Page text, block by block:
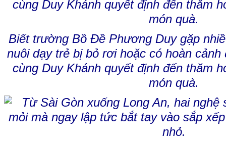
Biết trường Bồ Đề Phương Duy gặp
nuôi dạy trẻ bị bỏ rơi hoặc có hoàn
cùng Duy Khánh quyết định đến thăm
món quà.